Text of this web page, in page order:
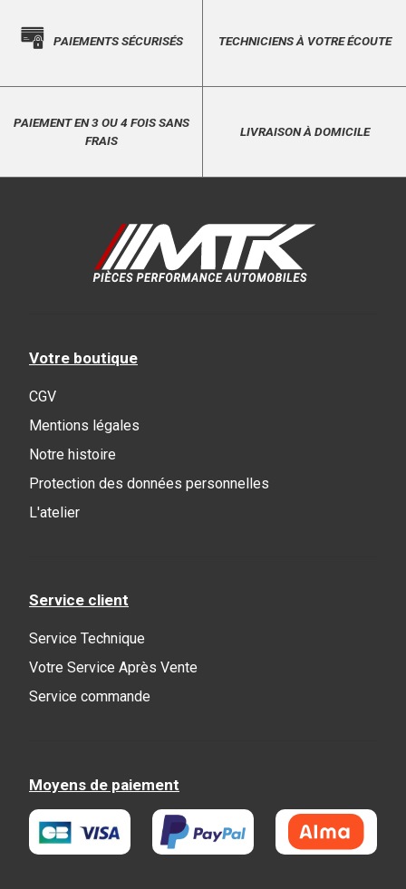
PAIEMENTS SÉCURISÉS TECHNICIENS À VOTRE ÉCOUTE
PAIEMENT EN 3 OU 4 FOIS SANS
FRAIS
LIVRAISON À DOMICILE
Votre boutique
CGV
Mentions légales
Notre histoire
Protection des données personnelles
L'atelier
Service client
Service Technique
Votre Service Après Vente
Service commande
Moyens de paiement